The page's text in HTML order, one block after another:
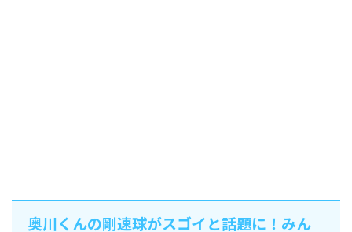
奥川くんの剛速球がスゴイと話題に！みん